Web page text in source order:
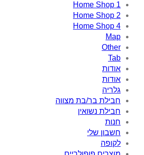
Home Shop 1
Home Shop 2
Home Shop 4
Map
Other
Tab
אודות
אודות
גלריה
חבילת בר/בת מצווה
חבילת נשואין
חנות
חשבון שלי
לקופה